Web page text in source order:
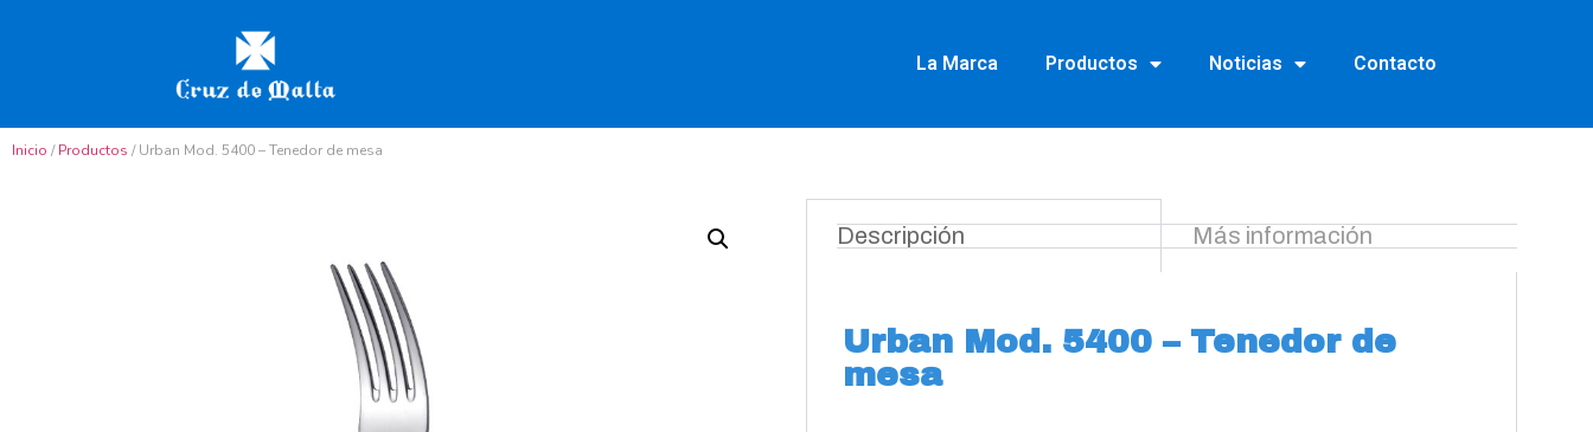
La Marca Productos Noticias Contacto
Inicio /Productos / Urban Mod. 5400 – Tenedor de mesa
Descripción Más información
Urban Mod. 5400 – Tenedor de
mesa